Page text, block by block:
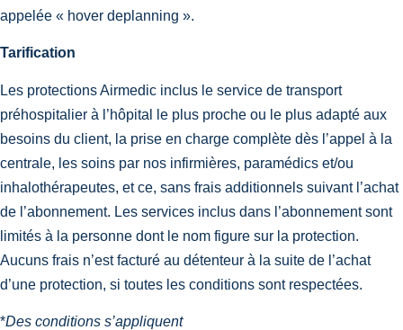
appelée « hover deplanning ».
Tarification
Les protections Airmedic inclus le service de transport
préhospitalier à l’hôpital le plus proche ou le plus adapté aux
besoins du client, la prise en charge complète dès l’appel à la
centrale, les soins par nos infirmières, paramédics et/ou
inhalothérapeutes, et ce, sans frais additionnels suivant l’achat
de l’abonnement. Les services inclus dans l’abonnement sont
limités à la personne dont le nom figure sur la protection.
Aucuns frais n’est facturé au détenteur à la suite de l’achat
d’une protection, si toutes les conditions sont respectées.
*Des conditions s’appliquent